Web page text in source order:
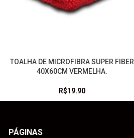
LEIA MAIS
TOALHA DE MICROFIBRA SUPER FIBER
40X60CM VERMELHA.
R$19.90
PÁGINAS